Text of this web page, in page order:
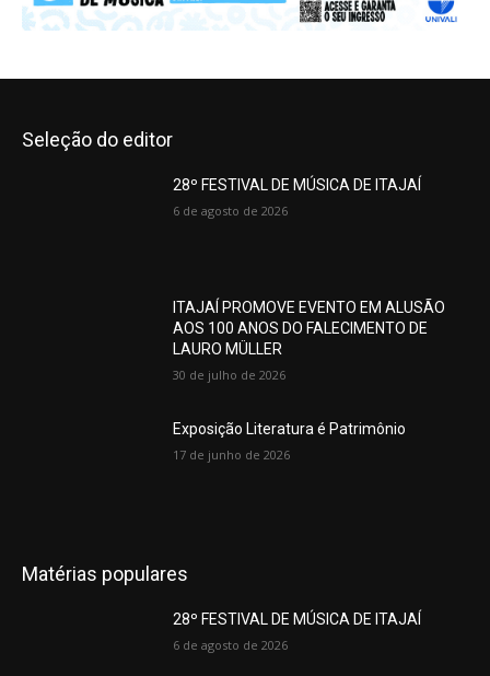
Seleção do editor
28º FESTIVAL DE MÚSICA DE ITAJAÍ
6 de agosto de 2026
ITAJAÍ PROMOVE EVENTO EM ALUSÃO
AOS 100 ANOS DO FALECIMENTO DE
LAURO MÜLLER
30 de julho de 2026
Exposição Literatura é Patrimônio
17 de junho de 2026
Matérias populares
28º FESTIVAL DE MÚSICA DE ITAJAÍ
6 de agosto de 2026